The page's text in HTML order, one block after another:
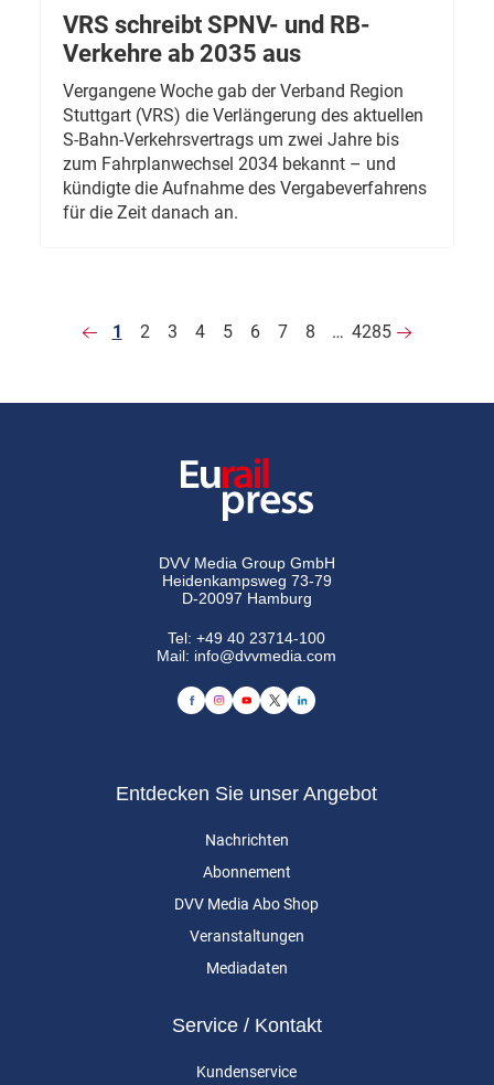
VRS schreibt SPNV- und RB-
Verkehre ab 2035 aus
Vergangene Woche gab der Verband Region
Stuttgart (VRS) die Verlängerung des aktuellen
S-Bahn-Verkehrsvertrags um zwei Jahre bis
zum Fahrplanwechsel 2034 bekannt – und
kündigte die Aufnahme des Vergabeverfahrens
für die Zeit danach an.
1 2 3 4 5 6 7 8 … 4285
DVV Media Group GmbH
Heidenkampsweg 73-79
D-20097 Hamburg
Tel:+49 40 23714-100
Mail: info@dvvmedia.com
Entdecken Sie unser Angebot
Nachrichten
Abonnement
DVV Media Abo Shop
Veranstaltungen
Mediadaten
Service / Kontakt
Kundenservice